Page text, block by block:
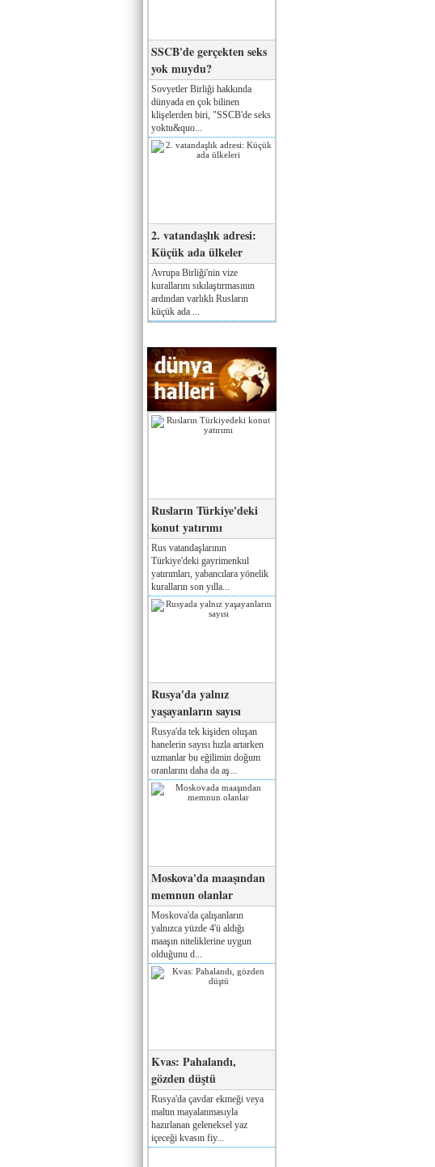
SSCB'de gerçekten seks
yok muydu?
Sovyetler Birliği hakkında
dünyada en çok bilinen
klişelerden biri, "SSCB'de seks
yoktu&quo...
2. vatandaşlık adresi:
Küçük ada ülkeler
Avrupa Birliği'nin vize
kurallarını sıkılaştırmasının
ardından varlıklı Rusların
küçük ada ...
Rusların Türkiye'deki
konut yatırımı
Rus vatandaşlarının
Türkiye'deki gayrimenkul
yatırımları, yabancılara yönelik
kuralların son yılla...
Rusya'da yalnız
yaşayanların sayısı
Rusya'da tek kişiden oluşan
hanelerin sayısı hızla artarken
uzmanlar bu eğilimin doğum
oranlarını daha da aş...
Moskova'da maaşından
memnun olanlar
Moskova'da çalışanların
yalnızca yüzde 4'ü aldığı
maaşın niteliklerine uygun
olduğunu d...
Kvas: Pahalandı,
gözden düştü
Rusya'da çavdar ekmeği veya
maltın mayalanmasıyla
hazırlanan geleneksel yaz
içeceği kvasın fiy...